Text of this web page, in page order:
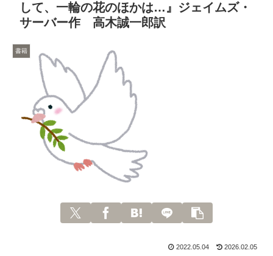
して、一輪の花のほかは…』ジェイムズ・
サーバー作 高木誠一郎訳
書籍
2022.05.04 2026.02.05